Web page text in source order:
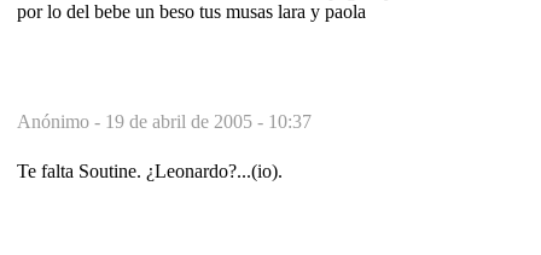
por lo del bebe un beso tus musas lara y paola
Anónimo - 19 de abril de 2005 - 10:37
Te falta Soutine. ¿Leonardo?...(io).